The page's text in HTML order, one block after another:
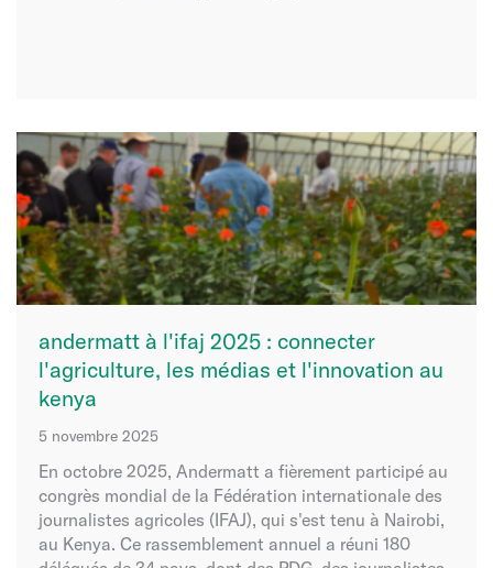
andermatt à l'ifaj 2025 : connecter
l'agriculture, les médias et l'innovation au
kenya
5 novembre 2025
En octobre 2025, Andermatt a fièrement participé au
congrès mondial de la Fédération internationale des
journalistes agricoles (IFAJ), qui s'est tenu à Nairobi,
au Kenya. Ce rassemblement annuel a réuni 180